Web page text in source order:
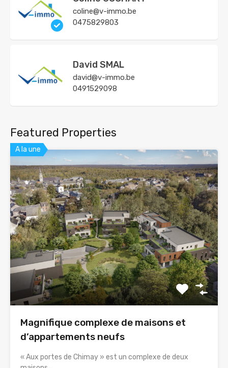
coline@v-immo.be
0475829803
David SMAL
david@v-immo.be
0491529098
Featured Properties
A la une
Magnifique complexe de maisons et
d’appartements neufs
« Aux portes de Chimay » est un complexe de deux